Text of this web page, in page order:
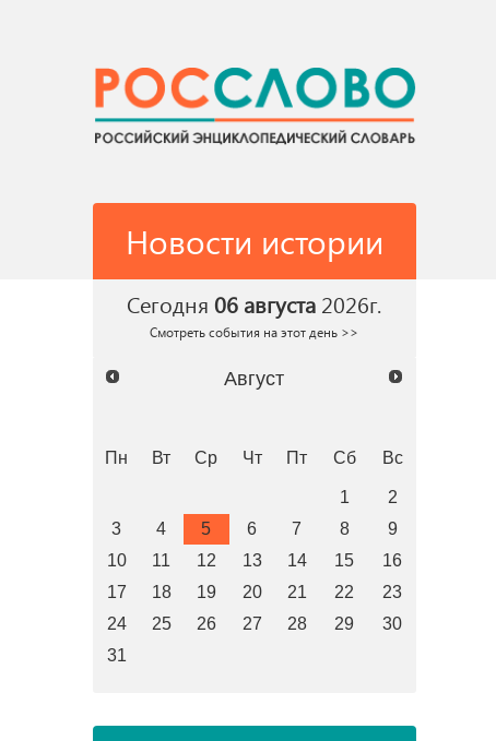
Новости истории
Сегодня 06 августа 2026г.
Смотреть события на этот день >>
Август
Пн Вт Ср Чт Пт Сб Вс
1
2
3
4 5 6 7 8
9
10
11 12 13 14 15
16
17
18 19 20 21 22
23
24
25 26 27 28 29
30
31